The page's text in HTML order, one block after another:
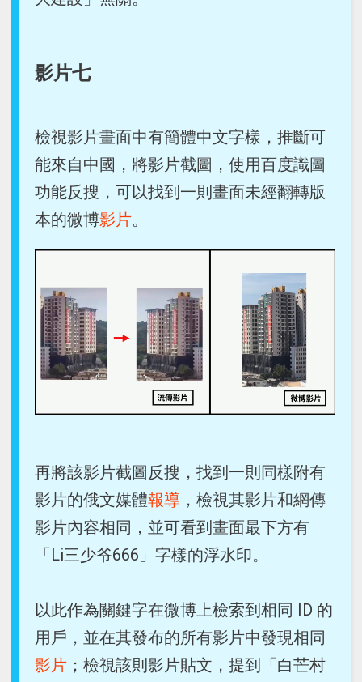
影片七
檢視影片畫面中有簡體中文字樣，推斷可
能來自中國，將影片截圖，使用百度識圖
功能反搜，可以找到一則畫面未經翻轉版
本的微博影片。
再將該影片截圖反搜，找到一則同樣附有
影片的俄文媒體報導 ，檢視其影片和網傳
影片內容相同，並可看到畫面最下方有
「Li三少爷666」字樣的浮水印。
以此作為關鍵字在微博上檢索到相同 ID 的
用戶，並在其發布的所有影片中發現相同
影片 ；檢視該則影片貼文，提到「白芒村